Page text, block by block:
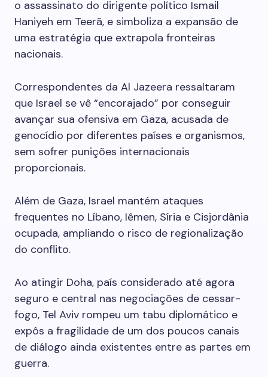
o assassinato do dirigente político Ismail
Haniyeh em Teerã, e simboliza a expansão de
uma estratégia que extrapola fronteiras
nacionais.
Correspondentes da Al Jazeera ressaltaram
que Israel se vê “encorajado” por conseguir
avançar sua ofensiva em Gaza, acusada de
genocídio por diferentes países e organismos,
sem sofrer punições internacionais
proporcionais.
Além de Gaza, Israel mantém ataques
frequentes no Líbano, Iêmen, Síria e Cisjordânia
ocupada, ampliando o risco de regionalização
do conflito.
Ao atingir Doha, país considerado até agora
seguro e central nas negociações de cessar-
fogo, Tel Aviv rompeu um tabu diplomático e
expôs a fragilidade de um dos poucos canais
de diálogo ainda existentes entre as partes em
guerra.